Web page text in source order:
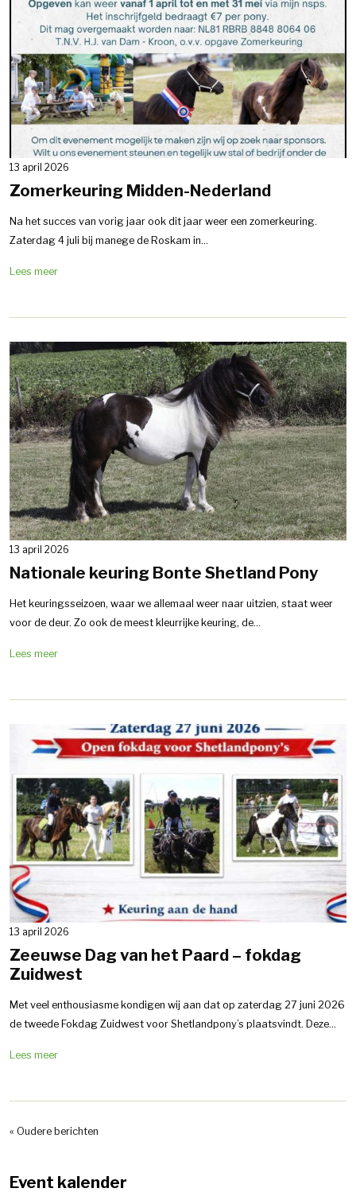
13 april 2026
Zomerkeuring Midden-Nederland
Na het succes van vorig jaar ook dit jaar weer een zomerkeuring.
Zaterdag 4 juli bij manege de Roskam in...
Lees meer
13 april 2026
Nationale keuring Bonte Shetland Pony
Het keuringsseizoen, waar we allemaal weer naar uitzien, staat weer
voor de deur. Zo ook de meest kleurrijke keuring, de...
Lees meer
13 april 2026
Zeeuwse Dag van het Paard – fokdag
Zuidwest
Met veel enthousiasme kondigen wij aan dat op zaterdag 27 juni 2026
de tweede Fokdag Zuidwest voor Shetlandpony’s plaatsvindt. Deze...
Lees meer
« Oudere berichten
Event kalender